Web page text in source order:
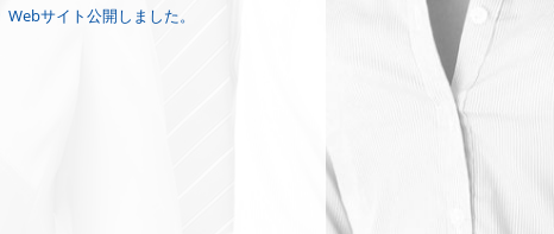
Webサイト公開しました。